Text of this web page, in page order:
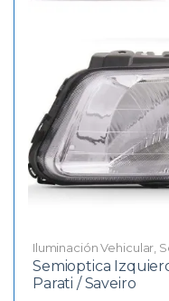
Iluminación Vehicular
Semioptica
Parati / Saveiro